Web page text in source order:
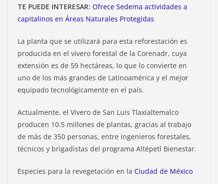
TE PUEDE INTERESAR: Ofrece Sedema actividades a
capitalinos en Áreas Naturales Protegidas
La planta que se utilizará para esta reforestación es
producida en el vivero forestal de la Corenadr, cuya
extensión es de 59 hectáreas, lo que lo convierte en
uno de los más grandes de Latinoamérica y el mejor
equipado tecnológicamente en el país.
Actualmente, el Vivero de San Luis Tlaxialtemalco
producen 10.5 millones de plantas, gracias al trabajo
de más de 350 personas, entre ingenieros forestales,
técnicos y brigadistas del programa Altépetl Bienestar.
Especies para la revegetación en la Ciudad de México